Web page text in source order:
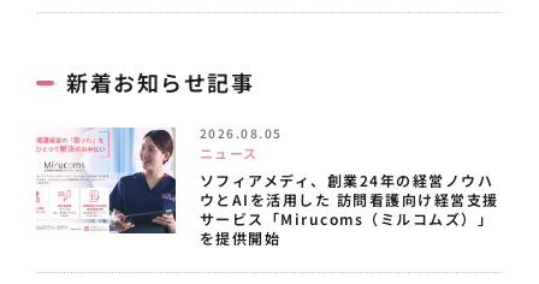
新着お知らせ記事
2026.08.05
ニュース
ソフィアメディ、創業24年の経営ノウハ
ウとAIを活用した 訪問看護向け経営支援
サービス「Mirucoms（ミルコムズ）」
を提供開始